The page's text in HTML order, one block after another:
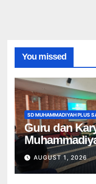
You missed
SD MUHAMMADIYAH PLUS
Guru dan
Ikuti
Fatihah
Bekerja di
AUGUST 1, 2026